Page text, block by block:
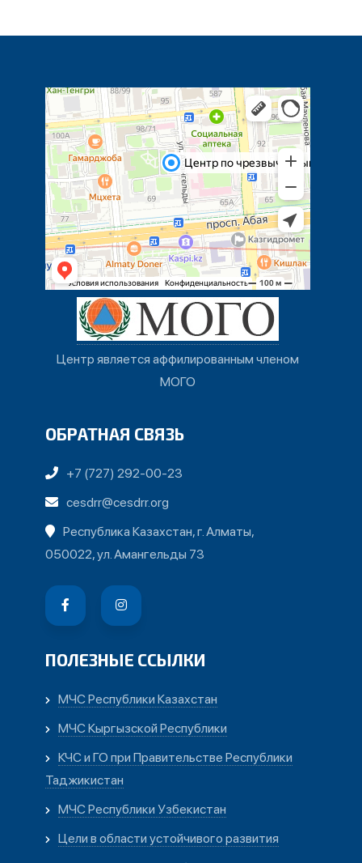
Центр является аффилированным членом
МОГО
ОБРАТНАЯ СВЯЗЬ
+7 (727) 292-00-23
cesdrr@cesdrr.org
Республика Казахстан, г. Алматы,
050022, ул. Амангельды 73
ПОЛЕЗНЫЕ ССЫЛКИ
МЧС Республики Казахстан
МЧС Кыргызской Республики
КЧС и ГО при Правительстве Республики
Таджикистан
МЧС Республики Узбекистан
Цели в области устойчивого развития